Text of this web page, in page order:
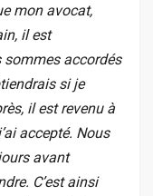
mon avocat,
il est
accordés
si je
il est revenu à
accepté. Nous
avant
C’est ainsi